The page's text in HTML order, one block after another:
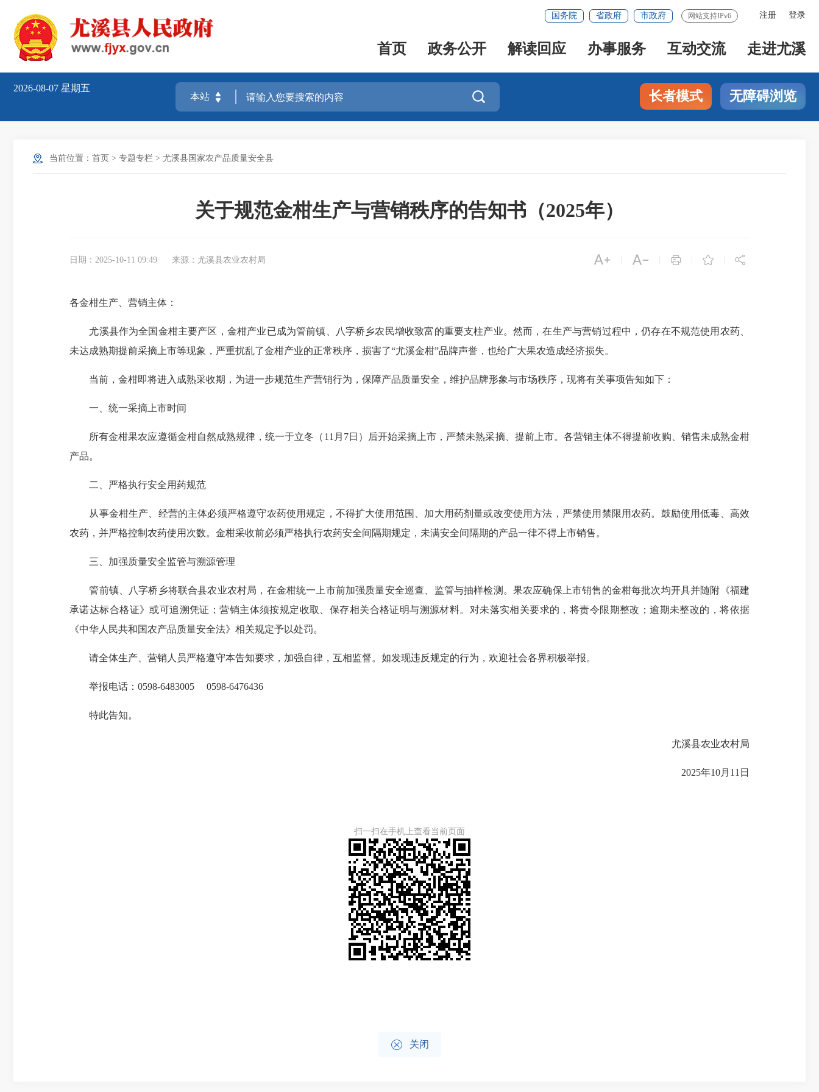
注册 登录
国务院 省政府 市政府 网站支持IPv6
首页 政务公开 解读回应 办事服务 互动交流 走进尤溪
2026-08-07 星期五
 长者模式 无障碍浏览
当前位置： 首页 > 专题专栏 > 尤溪县国家农产品质量安全县
关于规范金柑生产与营销秩序的告知书（2025年）
日期：2025-10-11 09:49 来源：尤溪县农业农村局     
各金柑生产、营销主体：
尤溪县作为全国金柑主要产区，金柑产业已成为管前镇、八字桥乡农民增收致富的重要支柱产业。然而，在生产与营销过程中，仍存在不规范使用农药、
未达成熟期提前采摘上市等现象，严重扰乱了金柑产业的正常秩序，损害了“尤溪金柑”品牌声誉，也给广大果农造成经济损失。
当前，金柑即将进入成熟采收期，为进一步规范生产营销行为，保障产品质量安全，维护品牌形象与市场秩序，现将有关事项告知如下：
一、统一采摘上市时间
所有金柑果农应遵循金柑自然成熟规律，统一于立冬（11月7日）后开始采摘上市，严禁未熟采摘、提前上市。各营销主体不得提前收购、销售未成熟金柑
产品。
二、严格执行安全用药规范
从事金柑生产、经营的主体必须严格遵守农药使用规定，不得扩大使用范围、加大用药剂量或改变使用方法，严禁使用禁限用农药。鼓励使用低毒、高效
农药，并严格控制农药使用次数。金柑采收前必须严格执行农药安全间隔期规定，未满安全间隔期的产品一律不得上市销售。
三、加强质量安全监管与溯源管理
管前镇、八字桥乡将联合县农业农村局，在金柑统一上市前加强质量安全巡查、监管与抽样检测。果农应确保上市销售的金柑每批次均开具并随附《福建
承诺达标合格证》或可追溯凭证；营销主体须按规定收取、保存相关合格证明与溯源材料。对未落实相关要求的，将责令限期整改；逾期未整改的，将依据
《中华人民共和国农产品质量安全法》相关规定予以处罚。
请全体生产、营销人员严格遵守本告知要求，加强自律，互相监督。如发现违反规定的行为，欢迎社会各界积极举报。
举报电话：0598-6483005 0598-6476436
特此告知。
尤溪县农业农村局
2025年10月11日
扫一扫在手机上查看当前页面
 关闭